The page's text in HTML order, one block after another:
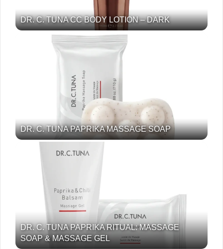
DR. C. TUNA CC BODY LOTION – DARK
DR. C. TUNA PAPRIKA MASSAGE SOAP
DR. C. TUNA PAPRIKA RITUAL: MASSAGE
SOAP & MASSAGE GEL